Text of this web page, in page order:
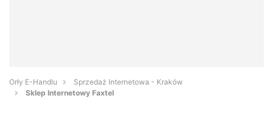
Orły E-Handlu
Sprzedaż Internetowa - Kraków
Sklep Internetowy Faxtel